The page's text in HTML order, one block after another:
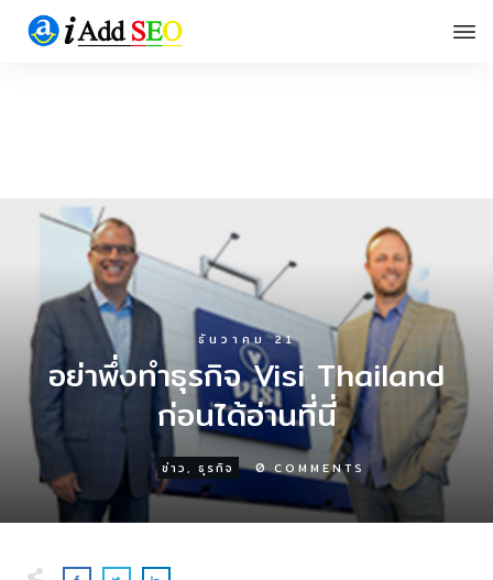
ธันวาคม 21
อย่าพึ่งทำธุรกิจ Visi Thailand
ก่อนได้อ่านที่นี่
ข่าว, ธุรกิจ 0 COMMENTS